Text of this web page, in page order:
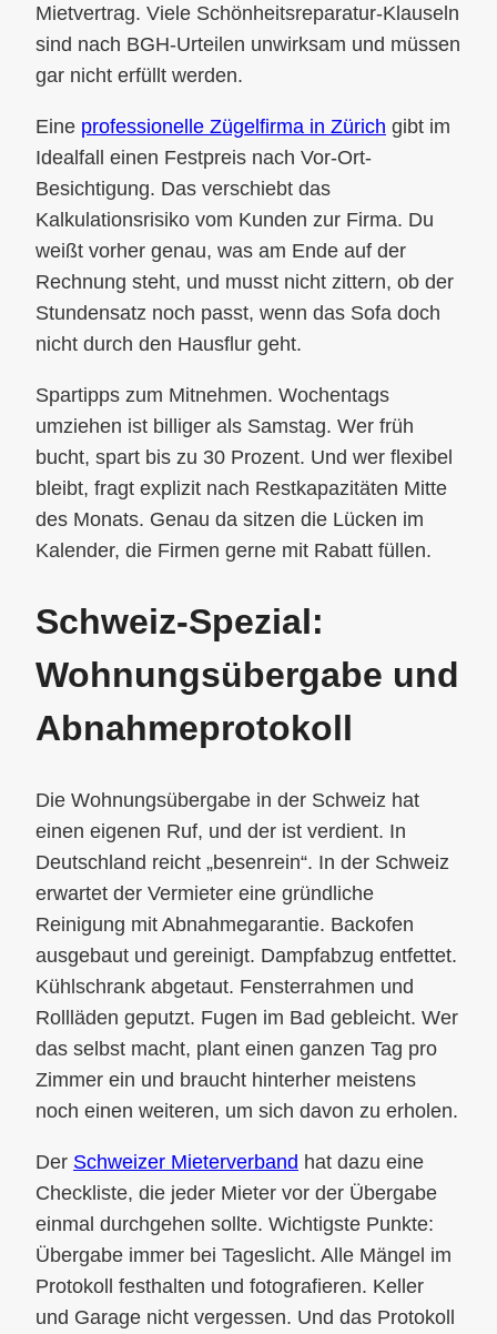
Mietvertrag. Viele Schönheitsreparatur-Klauseln
sind nach BGH-Urteilen unwirksam und müssen
gar nicht erfüllt werden.
Eine professionelle Zügelfirma in Zürich gibt im
Idealfall einen Festpreis nach Vor-Ort-
Besichtigung. Das verschiebt das
Kalkulationsrisiko vom Kunden zur Firma. Du
weißt vorher genau, was am Ende auf der
Rechnung steht, und musst nicht zittern, ob der
Stundensatz noch passt, wenn das Sofa doch
nicht durch den Hausflur geht.
Spartipps zum Mitnehmen. Wochentags
umziehen ist billiger als Samstag. Wer früh
bucht, spart bis zu 30 Prozent. Und wer flexibel
bleibt, fragt explizit nach Restkapazitäten Mitte
des Monats. Genau da sitzen die Lücken im
Kalender, die Firmen gerne mit Rabatt füllen.
Schweiz-Spezial:
Wohnungsübergabe und
Abnahmeprotokoll
Die Wohnungsübergabe in der Schweiz hat
einen eigenen Ruf, und der ist verdient. In
Deutschland reicht „besenrein“. In der Schweiz
erwartet der Vermieter eine gründliche
Reinigung mit Abnahmegarantie. Backofen
ausgebaut und gereinigt. Dampfabzug entfettet.
Kühlschrank abgetaut. Fensterrahmen und
Rollläden geputzt. Fugen im Bad gebleicht. Wer
das selbst macht, plant einen ganzen Tag pro
Zimmer ein und braucht hinterher meistens
noch einen weiteren, um sich davon zu erholen.
Der Schweizer Mieterverband hat dazu eine
Checkliste, die jeder Mieter vor der Übergabe
einmal durchgehen sollte. Wichtigste Punkte:
Übergabe immer bei Tageslicht. Alle Mängel im
Protokoll festhalten und fotografieren. Keller
und Garage nicht vergessen. Und das Protokoll